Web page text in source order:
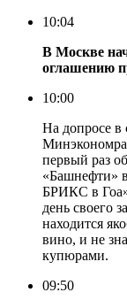
10:04
В Москве
оглашению
10:00
На допросе в
первый раз
«Башнефти»
БРИКС в
день своего
находится
вино, и не
купюрами.
09:50